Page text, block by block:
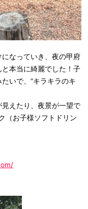
なっていき、夜の甲府
本当に綺麗でした！子
いで、“キラキラのキ
えたり、夜景が一望で
（お子様ソフトドリン